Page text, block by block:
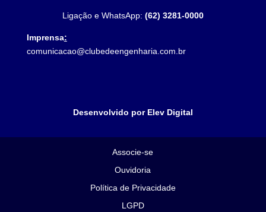
Ligação e WhatsApp: (62) 3281-0000
Imprensa:
comunicacao@clubedeengenharia.com.br
Desenvolvido por Elev Digital
Associe-se
Ouvidoria
Política de Privacidade
LGPD